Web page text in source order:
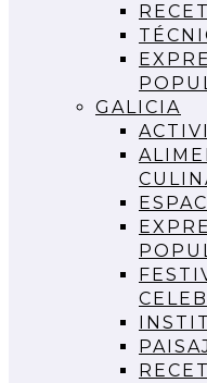
GALICIA